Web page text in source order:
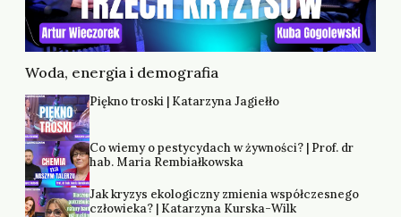
Woda, energia i demografia
Piękno troski | Katarzyna Jagiełło
Co wiemy o pestycydach w żywności? | Prof. dr
hab. Maria Rembiałkowska
Jak kryzys ekologiczny zmienia współczesnego
człowieka? | Katarzyna Kurska-Wilk